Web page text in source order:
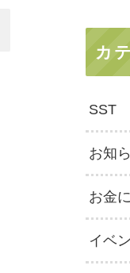
カ
SST
お知
お金
イベ